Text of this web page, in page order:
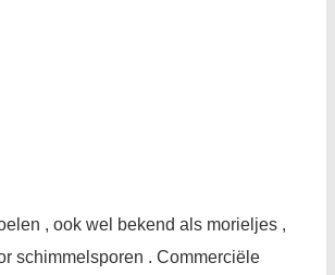
, ook wel bekend als morieljes ,
schimmelsporen . Commerciële